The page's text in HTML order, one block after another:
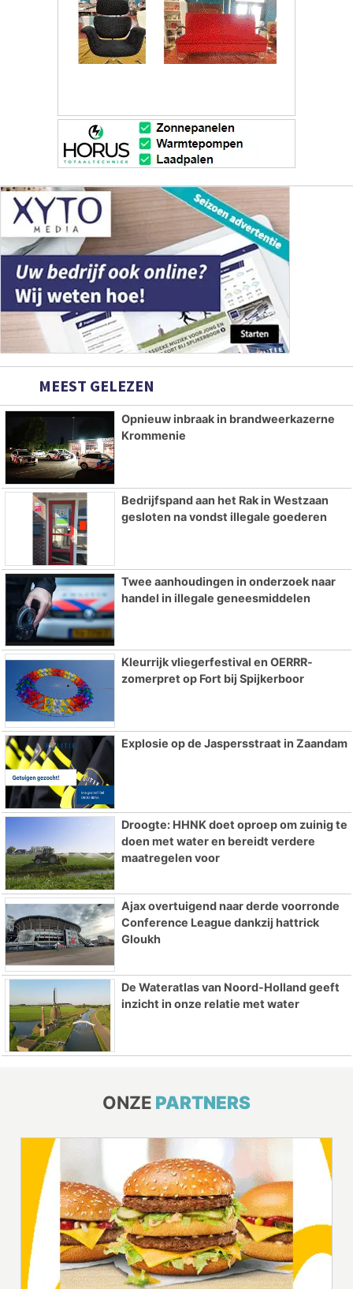
MEEST GELEZEN
Opnieuw inbraak in brandweerkazerne
Krommenie
Bedrijfspand aan het Rak in Westzaan
gesloten na vondst illegale goederen
Twee aanhoudingen in onderzoek naar
handel in illegale geneesmiddelen
Kleurrijk vliegerfestival en OERRR-
zomerpret op Fort bij Spijkerboor
Explosie op de Jaspersstraat in Zaandam
Droogte: HHNK doet oproep om zuinig te
doen met water en bereidt verdere
maatregelen voor
Ajax overtuigend naar derde voorronde
Conference League dankzij hattrick
Gloukh
De Wateratlas van Noord-Holland geeft
inzicht in onze relatie met water
ONZE PARTNERS